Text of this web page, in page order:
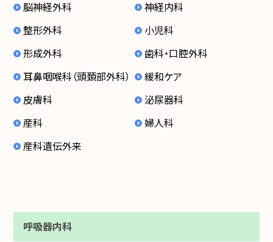
脳神経外科
神経内科
整形外科
小児科
形成外科
歯科・口腔外科
耳鼻咽喉科（頭頚部外科）
緩和ケア
皮膚科
泌尿器科
産科
婦人科
産科遺伝外来
呼吸器内科